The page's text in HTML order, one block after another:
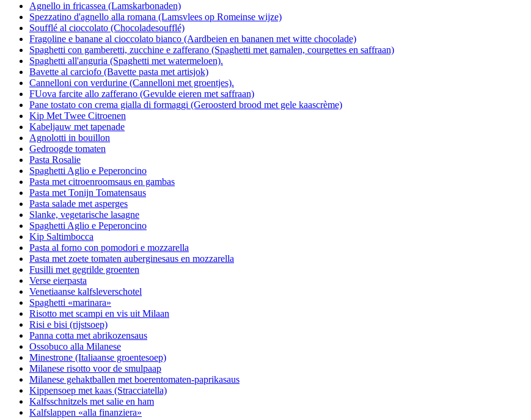
Agnello in fricassea (Lamskarbonaden)
Spezzatino d'agnello alla romana (Lamsvlees op Romeinse wijze)
Soufflé al cioccolato (Chocoladesoufflé)
Fragoline e banane al cioccolato bianco (Aardbeien en bananen met witte chocolade)
Spaghetti con gamberetti, zucchine e zafferano (Spaghetti met garnalen, courgettes en saffraan)
Spaghetti all'anguria (Spaghetti met watermeloen).
Bavette al carciofo (Bavette pasta met artisjok)
Cannelloni con verdurine (Cannelloni met groentjes).
FUova farcite allo zafferano (Gevulde eieren met saffraan)
Pane tostato con crema gialla di formaggi (Geroosterd brood met gele kaascrème)
Kip Met Twee Citroenen
Kabeljauw met tapenade
Agnolotti in bouillon
Gedroogde tomaten
Pasta Rosalie
Spaghetti Aglio e Peperoncino
Pasta met citroenroomsaus en gambas
Pasta met Tonijn Tomatensaus
Pasta salade met asperges
Slanke, vegetarische lasagne
Spaghetti Aglio e Peperoncino
Kip Saltimbocca
Pasta al forno con pomodori e mozzarella
Pasta met zoete tomaten auberginesaus en mozzarella
Fusilli met gegrilde groenten
Verse eierpasta
Venetiaanse kalfsleverschotel
Spaghetti «marinara»
Risotto met scampi en vis uit Milaan
Risi e bisi (rijstsoep)
Panna cotta met abrikozensaus
Ossobuco alla Milanese
Minestrone (Italiaanse groentesoep)
Milanese risotto voor de smulpaap
Milanese gehaktballen met boerentomaten-paprikasaus
Kippensoep met kaas (Stracciatella)
Kalfsschnitzels met salie en ham
Kalfslappen «alla finanziera»